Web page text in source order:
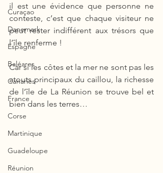
Curaçao
Danemark
Espagne
Baléares
Canaries
France
Corse
Martinique
Guadeloupe
Réunion
il est une évidence que personne ne
conteste, c’est que chaque visiteur ne
peut rester indifférent aux trésors que
l’île renferme !
Car si les côtes et la mer ne sont pas les
atouts principaux du caillou, la richesse
de l’île de La Réunion se trouve bel et
bien dans les terres…